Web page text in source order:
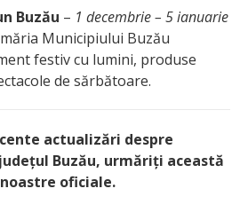
Buzău – 1 decembrie – 5 ianuarie
Municipiului Buzău
festiv cu lumini, produse
de sărbătoare.
actualizări despre
Buzău, urmăriți această
oficiale.